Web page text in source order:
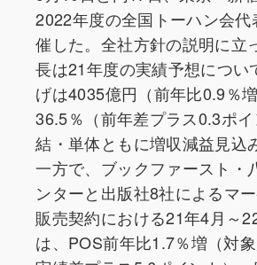
2022年度の全国トーハン会代
催した。全社方針の説明に立
長は21年度の実績予想につい
げは4035億円（前年比0.9％
36.5％（前年差プラス0.3ポ
結・単体ともに増収減益見込
一方で、ブックファースト・
ンターと出版社8社によるマ
販売契約における21年4月～
は、POS前年比1.7％増（対